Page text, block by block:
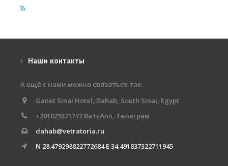
Наши контакты
А ещё с нами можно связаться так:
Ganet Sinai Hotel, Dahab, South Sinai, Egypt
+201029321772 ВатсАпп, Телеграм
dahab@vetratoria.ru
N 28.479298822772684 E 34.491837322711945